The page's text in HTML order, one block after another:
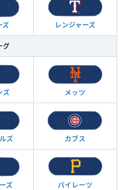
ズ レンジャーズ
グ
ズ メッツ
ズ カブス
ズ パイレーツ